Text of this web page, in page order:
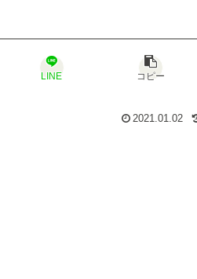
LINE コピー
2021.01.02